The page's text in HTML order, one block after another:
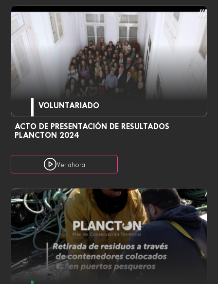
VOLUNTARIADO
ACTO DE PRESENTACIÓN DE RESULTADOS
PLANCTON 2024
Ver ahora